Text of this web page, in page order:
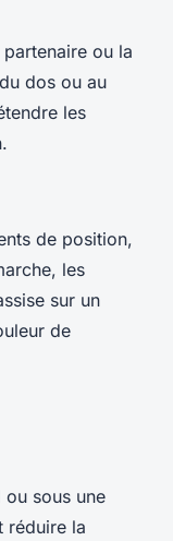
ou la
dos ou au
les
de position,
les
sur un
de
ou sous une
réduire la